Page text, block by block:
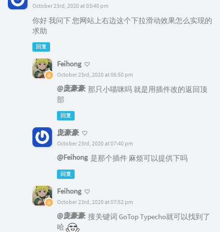
October 23rd, 2020 at 03:40 pm
你好 我问下 您网站上右边这个下拉滑动效果怎么实现的
求助
回复
Feihong
October 23rd, 2020 at 06:50 pm
@庞豪豪 那只小喵咪吗 就是用插件改的返回顶
部
回复
庞豪豪
October 23rd, 2020 at 07:40 pm
@Feihong 是那个插件 麻烦可以提供下吗
回复
Feihong
October 23rd, 2020 at 07:52 pm
@庞豪豪 搜关键词 GoTop Typecho就可以找到了
哈